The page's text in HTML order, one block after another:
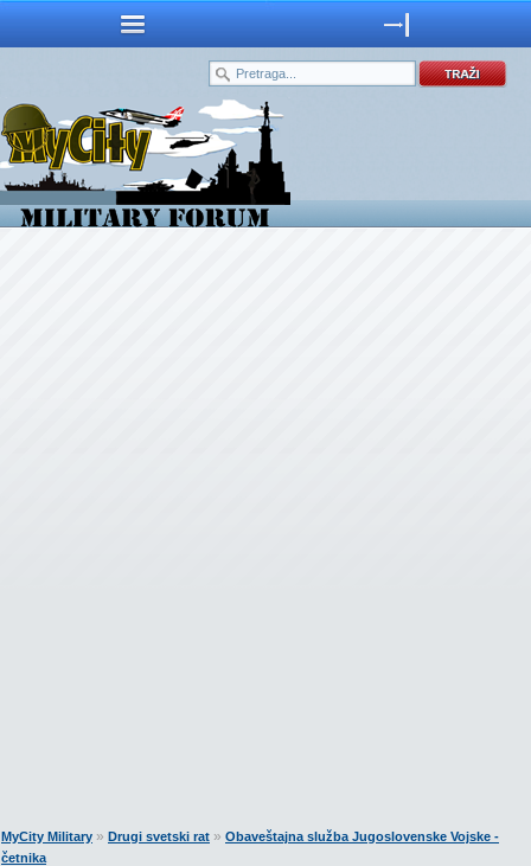
MyCity Military » Drugi svetski rat » Obaveštajna služba Jugoslovenske Vojske -
četnika